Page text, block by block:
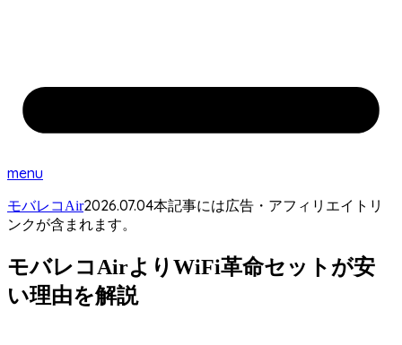
menu
モバレコAir2026.07.04本記事には広告・アフィリエイトリ
ンクが含まれます。
モバレコAirよりWiFi革命セットが安
い理由を解説